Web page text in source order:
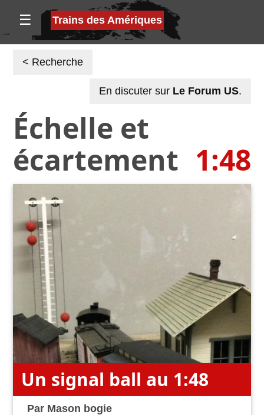
☰ Trains des Amériques
< Recherche
En discuter sur Le Forum US.
Échelle et
écartement 1:48
Un signal ball au 1:48
Par Mason bogie